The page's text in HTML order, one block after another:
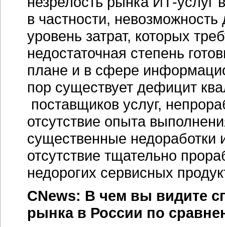
в частности,
уровень затрат, которых
недостаточная степень
плане и в сфере
пор существует дефицит
поставщиков услуг,
отсутствие опыта
существенные недоработки
отсутствие тщательно
недорогих сервисных
CNews: В чем вы видите
рынка в России по